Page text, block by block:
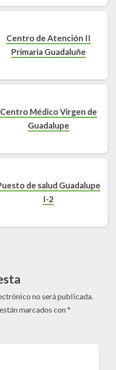
Centro de Atención II
Primaria Guadaluñe
Centro Médico Virgen de
Guadalupe
de salud Guadalupe
I-2
no será publicada.
marcados con*